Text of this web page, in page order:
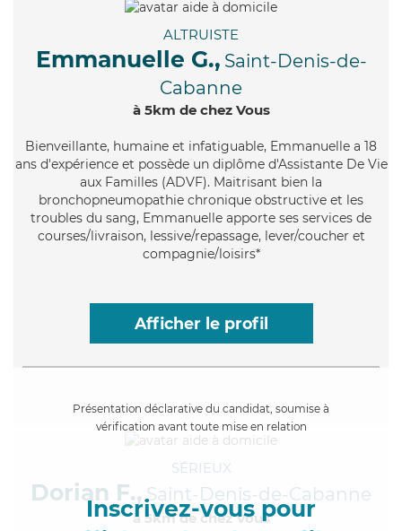
ALTRUISTE
Emmanuelle G., Saint-Denis-de-
Cabanne
à 5km de chez Vous
Bienveillante, humaine et infatiguable, Emmanuelle a 18
ans d'expérience et possède un diplôme d'Assistante De Vie
aux Familles (ADVF). Maitrisant bien la
bronchopneumopathie chronique obstructive et les
troubles du sang, Emmanuelle apporte ses services de
courses/livraison, lessive/repassage, lever/coucher et
compagnie/loisirs*
Afficher le profil
Présentation déclarative du candidat, soumise à
vérification avant toute mise en relation
Inscrivez-vous pour
SÉRIEUX
Dorian F., Saint-Denis-de-Cabanne
à 5km de chez Vous